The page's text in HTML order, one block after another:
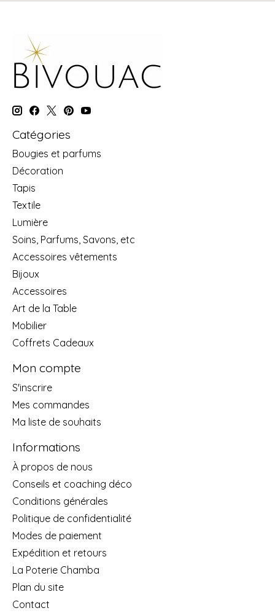
Catégories
Bougies et parfums
Décoration
Tapis
Textile
Lumière
Soins, Parfums, Savons, etc
Accessoires vêtements
Bijoux
Accessoires
Art de la Table
Mobilier
Coffrets Cadeaux
Mon compte
S'inscrire
Mes commandes
Ma liste de souhaits
Informations
À propos de nous
Conseils et coaching déco
Conditions générales
Politique de confidentialité
Modes de paiement
Expédition et retours
La Poterie Chamba
Plan du site
Contact